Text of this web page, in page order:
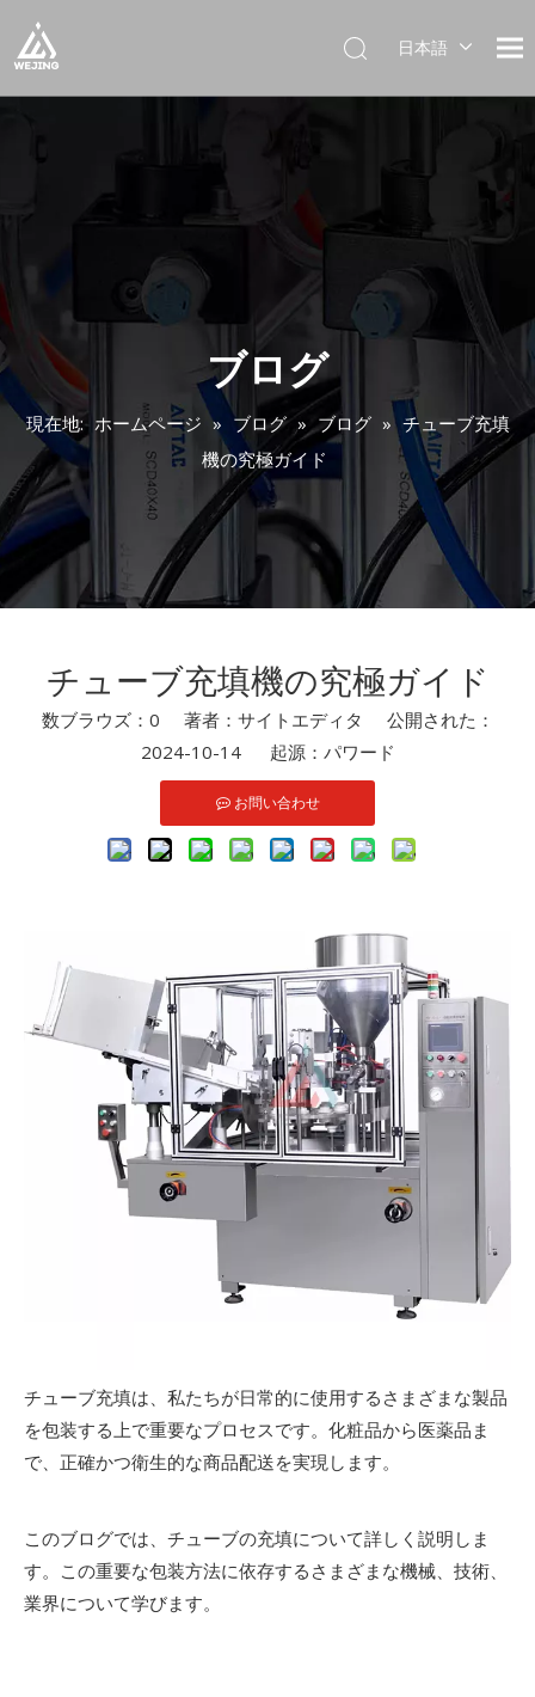
日本語
Español
ブログ
現在地: ホームページ » ブログ » ブログ » チューブ充填
機の究極ガイド
チューブ充填機の究極ガイド
数ブラウズ： 0 著者：サイトエディタ 公開された：
2024-10-14 起源： パワード
お問い合わせ
チューブ充填は、私たちが日常的に使用するさまざまな製品
を包装する上で重要なプロセスです。化粧品から医薬品ま
で、正確かつ衛生的な商品配送を実現します。
このブログでは、チューブの充填について詳しく説明しま
す。この重要な包装方法に依存するさまざまな機械、技術、
業界について学びます。